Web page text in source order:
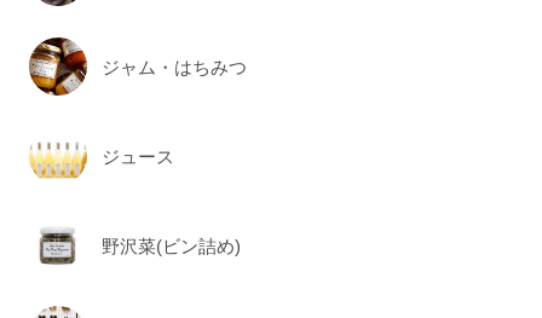
ジャム・はちみつ
ジュース
野沢菜(ビン詰め)